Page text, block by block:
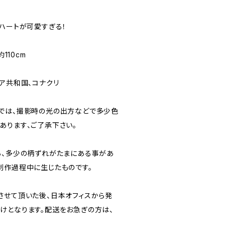
ートが可愛すぎる！
110cm
共和国、コナクリ
は、撮影時の光の出方などで多少色
ます、ご了承下さい。
多少の柄ずれがたまにある事があ
過程中に生じたものです。
て頂いた後、日本オフィスから発
なります。配送をお急ぎの方は、